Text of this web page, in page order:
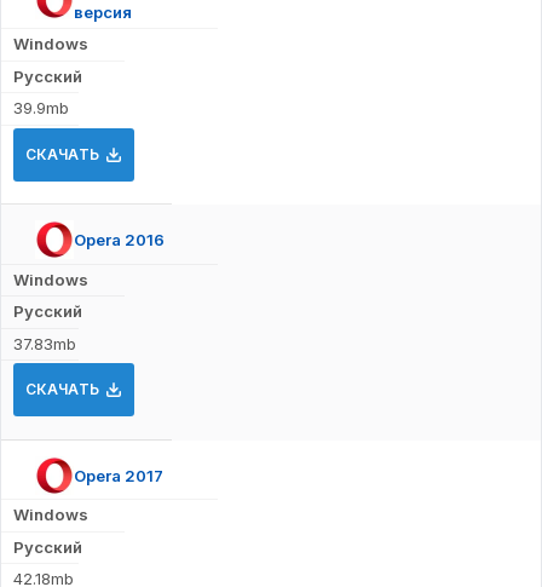
версия
Windows
Русский
39.9mb
СКАЧАТЬ
Opera 2016
Windows
Русский
37.83mb
СКАЧАТЬ
Opera 2017
Windows
Русский
42.18mb